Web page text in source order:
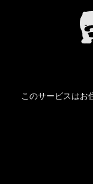
このサービスはお